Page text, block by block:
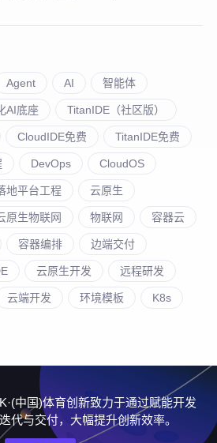
Agent AI 智能体
AI底座 TitanIDE（社区版）
CloudIDE免费 TitanIDE免费
DevOps CloudOS
地平台工程 云原生
原生物联网 物联网 容器云
容器编排 边端交付
云原生开发 远程研发
云端开发 环境模板 K8s
中国)体育创新致力于通过赋能开发
代与交付，大幅提升创新效率。